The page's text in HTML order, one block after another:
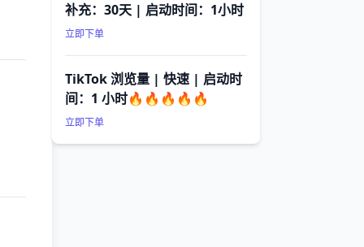
补充：30天 | 启动时间：1小时
立即下单
TikTok 浏览量 | 快速 | 启动时
间：1 小时🔥🔥🔥🔥🔥
立即下单